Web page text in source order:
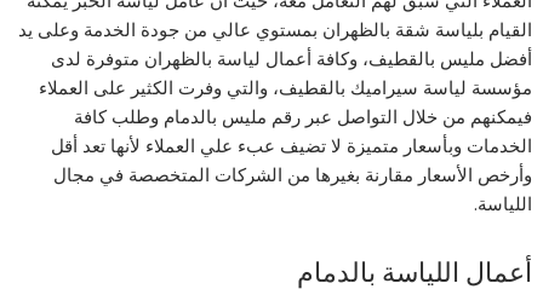
القيام بلياسة شقة بالظهران بمستوي عالي من جودة الخدمة وعلى يد
أفضل مليس بالقطيف، وكافة أعمال لياسة بالظهران متوفرة لدى
مؤسسة لياسة سيراميك بالقطيف، والتي وفرت الكثير على العملاء
فيمكنهم من خلال التواصل عبر رقم مليس بالدمام وطلب كافة
الخدمات وبأسعار متميزة لا تضيف عبء علي العملاء لأنها تعد أقل
وأرخص الأسعار مقارنة بغيرها من الشركات المتخصصة في مجال
اللياسة.
أعمال اللياسة بالدمام